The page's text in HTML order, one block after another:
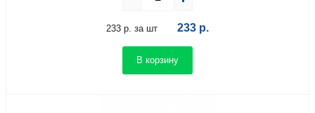
233 р. за шт 233 р.
В корзину